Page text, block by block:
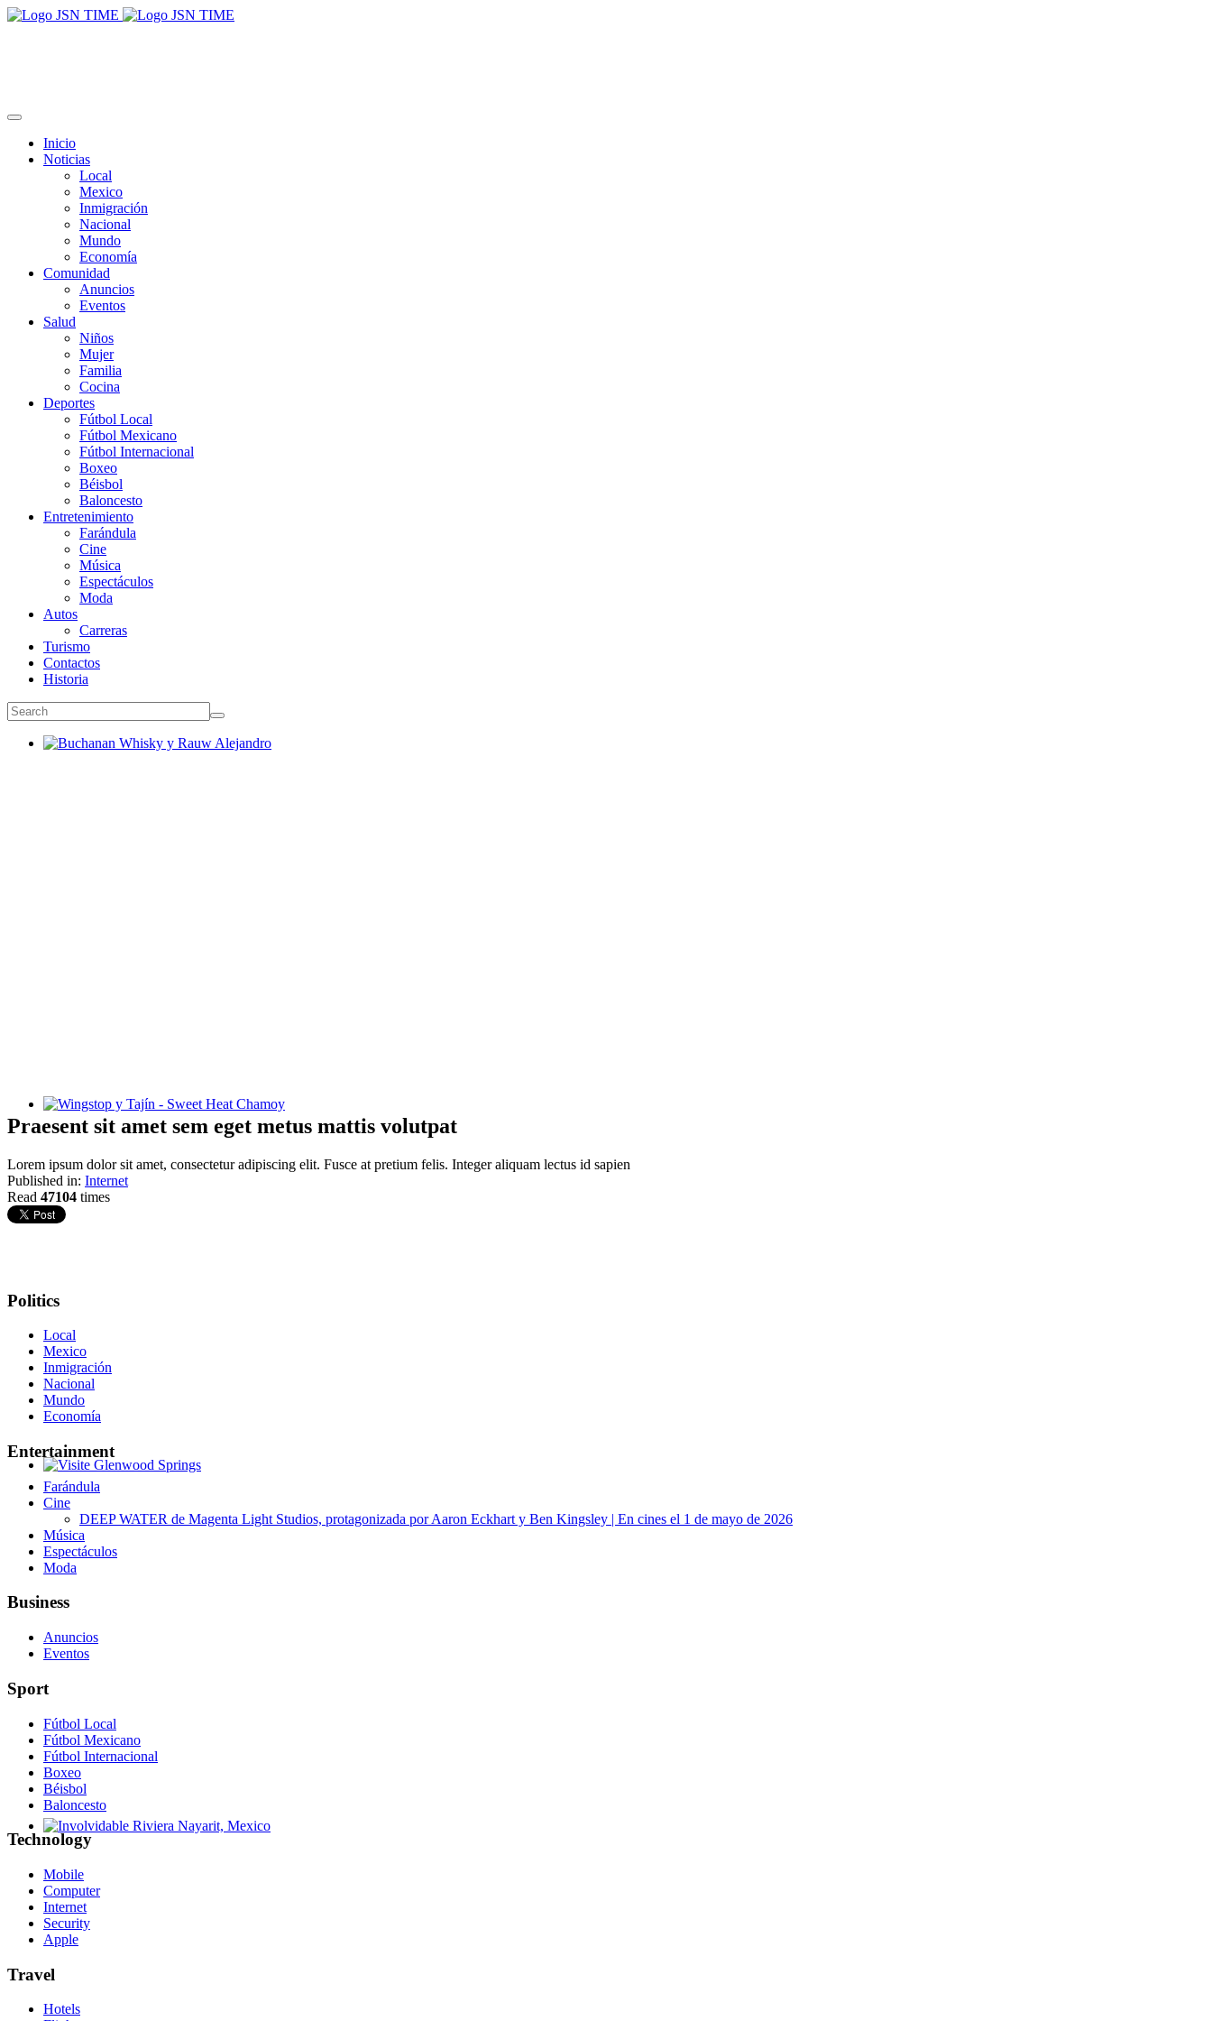
Inicio
Noticias
Local
Mexico
Inmigración
Nacional
Mundo
Economía
Comunidad
Anuncios
Eventos
Salud
Niños
Mujer
Familia
Cocina
Deportes
Fútbol Local
Fútbol Mexicano
Fútbol Internacional
Boxeo
Béisbol
Baloncesto
Entretenimiento
Farándula
Cine
Música
Espectáculos
Moda
Autos
Carreras
Turismo
Contactos
Historia
Wingstop y Tajín - Sweet Heat Chamoy
Glenwood Springs - Bello y Encantador
Involvidable Riviera Nayarit, Mexico
Praesent sit amet sem eget metus mattis volutpat
Lorem ipsum dolor sit amet, consectetur adipiscing elit. Fusce at pretium felis. Integer aliquam lectus id sapien
Published in: Internet
Read 47104 times
Politics
Local
Mexico
Inmigración
Nacional
Mundo
Economía
Entertainment
Farándula
Cine
DEEP WATER de Magenta Light Studios, protagonizada por Aaron Eckhart y Ben Kingsley | En cines el 1 de mayo de 2026
Música
Espectáculos
Moda
Business
Anuncios
Eventos
Sport
Fútbol Local
Fútbol Mexicano
Fútbol Internacional
Boxeo
Béisbol
Baloncesto
Technology
Mobile
Computer
Internet
Security
Apple
Travel
Hotels